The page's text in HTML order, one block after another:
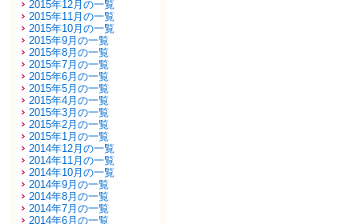
2015年12月の一覧
2015年11月の一覧
2015年10月の一覧
2015年9月の一覧
2015年8月の一覧
2015年7月の一覧
2015年6月の一覧
2015年5月の一覧
2015年4月の一覧
2015年3月の一覧
2015年2月の一覧
2015年1月の一覧
2014年12月の一覧
2014年11月の一覧
2014年10月の一覧
2014年9月の一覧
2014年8月の一覧
2014年7月の一覧
2014年6月の一覧